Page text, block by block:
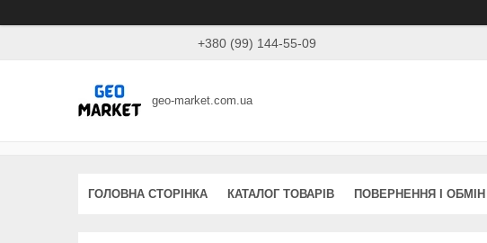
+380 (99) 144-55-09
geo-market.com.ua
ГОЛОВНА СТОРІНКА КАТАЛОГ ТОВАРІВ ПОВЕРНЕННЯ І ОБМІН